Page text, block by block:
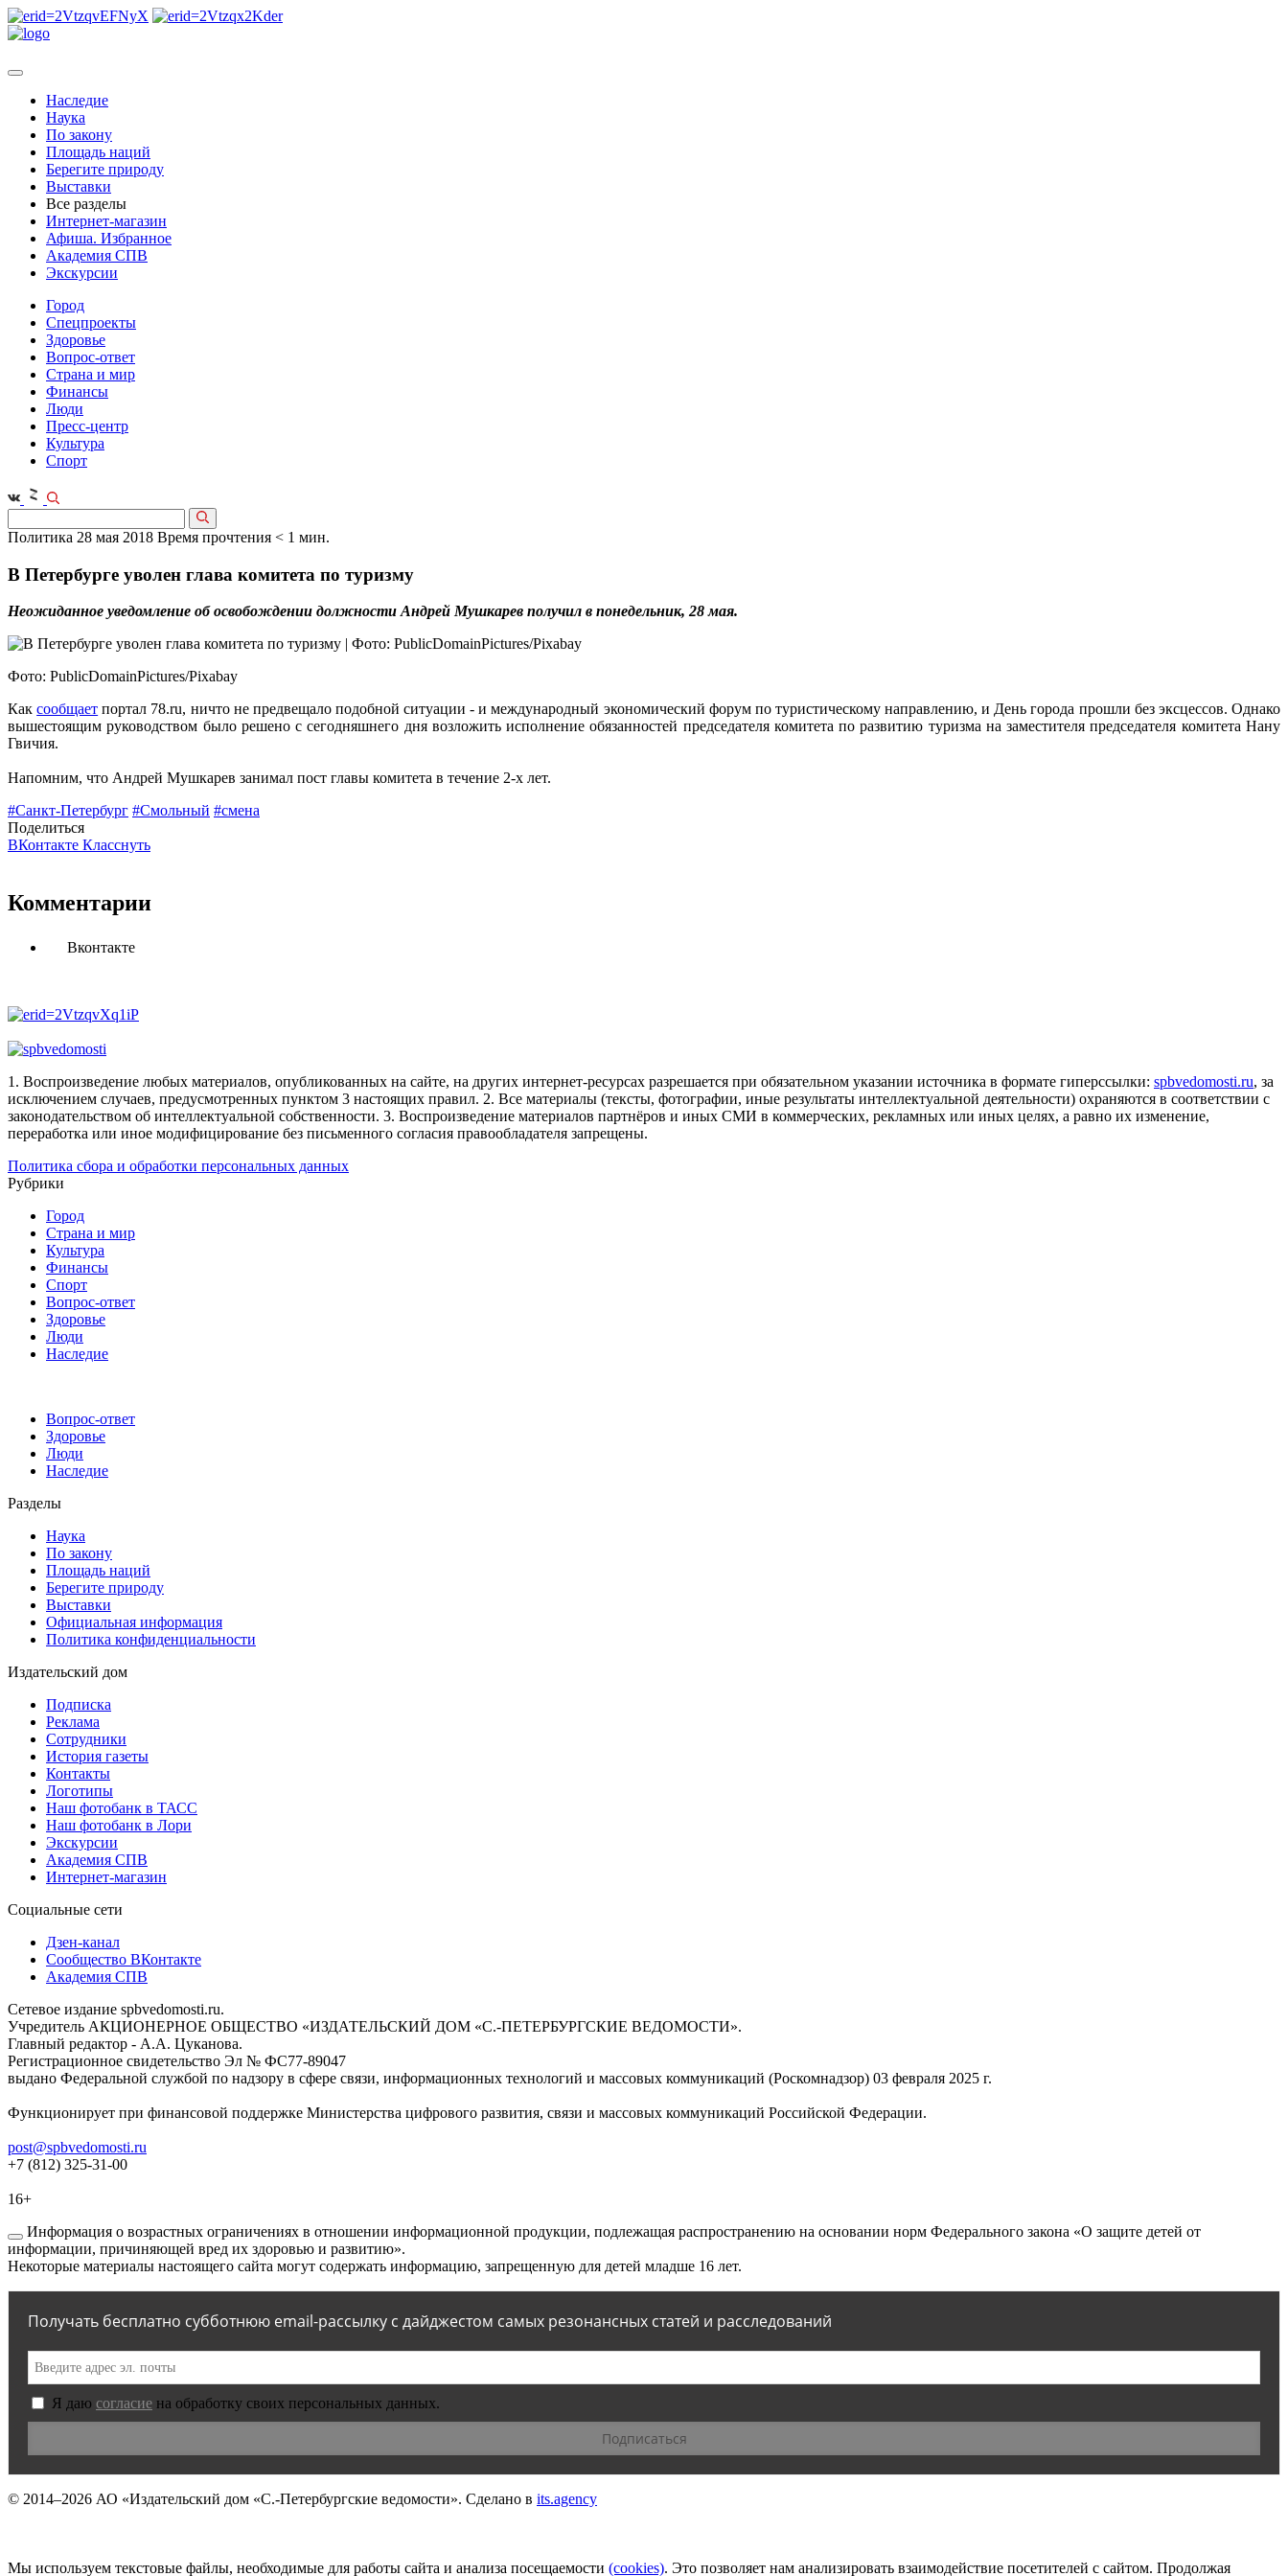
Наследие
Наука
По закону
Площадь наций
Берегите природу
Выставки
Все разделы
Интернет-магазин
Афиша. Избранное
Академия СПВ
Экскурсии
Город
Спецпроекты
Здоровье
Вопрос-ответ
Страна и мир
Финансы
Люди
Пресс-центр
Культура
Спорт
Политика 28 мая 2018 Время прочтения < 1 мин.
В Петербурге уволен глава комитета по туризму
Неожиданное уведомление об освобождении должности Андрей Мушкарев получил в понедельник, 28 мая.
Фото: PublicDomainPictures/Pixabay
Каксообщает портал 78.ru, ничто не предвещало подобной ситуации - и международный экономический форум по туристическому направлению, и День города прошли без эксцессов. Однако
вышестоящим руководством было решено с сегодняшнего дня возложить исполнение обязанностей председателя комитета по развитию туризма на заместителя председателя комитета Нану
Гвичия.
Напомним, что Андрей Мушкарев занимал пост главы комитета в течение 2-х лет.
#Санкт-Петербург #Смольный #смена
Поделиться
ВКонтакте Класснуть
Комментарии
Вконтакте
1. Воспроизведение любых материалов, опубликованных на сайте, на других интернет-ресурсах разрешается при обязательном указании источника в формате гиперссылки: spbvedomosti.ru, за
исключением случаев, предусмотренных пунктом 3 настоящих правил. 2. Все материалы (тексты, фотографии, иные результаты интеллектуальной деятельности) охраняются в соответствии с
законодательством об интеллектуальной собственности. 3. Воспроизведение материалов партнёров и иных СМИ в коммерческих, рекламных или иных целях, а равно их изменение,
переработка или иное модифицирование без письменного согласия правообладателя запрещены.
Политика сбора и обработки персональных данных
Рубрики
Город
Страна и мир
Культура
Финансы
Спорт
Вопрос-ответ
Здоровье
Люди
Наследие
Вопрос-ответ
Здоровье
Люди
Наследие
Разделы
Наука
По закону
Площадь наций
Берегите природу
Выставки
Официальная информация
Политика конфиденциальности
Издательский дом
Подписка
Реклама
Сотрудники
История газеты
Контакты
Логотипы
Наш фотобанк в ТАСС
Наш фотобанк в Лори
Экскурсии
Академия СПВ
Интернет-магазин
Социальные сети
Дзен-канал
Сообщество ВКонтакте
Академия СПВ
Сетевое издание spbvedomosti.ru.
Учредитель АКЦИОНЕРНОЕ ОБЩЕСТВО «ИЗДАТЕЛЬСКИЙ ДОМ «С.-ПЕТЕРБУРГСКИЕ ВЕДОМОСТИ».
Главный редактор - А.А. Цуканова.
Регистрационное свидетельство Эл № ФС77-89047
выдано Федеральной службой по надзору в сфере связи, информационных технологий и массовых коммуникаций (Роскомнадзор) 03 февраля 2025 г.
Функционирует при финансовой поддержке Министерства цифрового развития, связи и массовых коммуникаций Российской Федерации.
post@spbvedomosti.ru
+7 (812) 325-31-00
16+
Информация о возрастных ограничениях в отношении информационной продукции, подлежащая распространению на основании норм Федерального закона «О защите детей от
информации, причиняющей вред их здоровью и развитию».
Некоторые материалы настоящего сайта могут содержать информацию, запрещенную для детей младше 16 лет.
Получать бесплатно субботнюю email-рассылку с дайджестом самых резонансных статей и расследований
Я даю согласие на обработку своих персональных данных.
© 2014–2026 АО «Издательский дом «С.-Петербургские ведомости». Сделано в its.agency
Мы используем текстовые файлы, необходимые для работы сайта и анализа посещаемости (сookies). Это позволяет нам анализировать взаимодействие посетителей с сайтом. Продолжая